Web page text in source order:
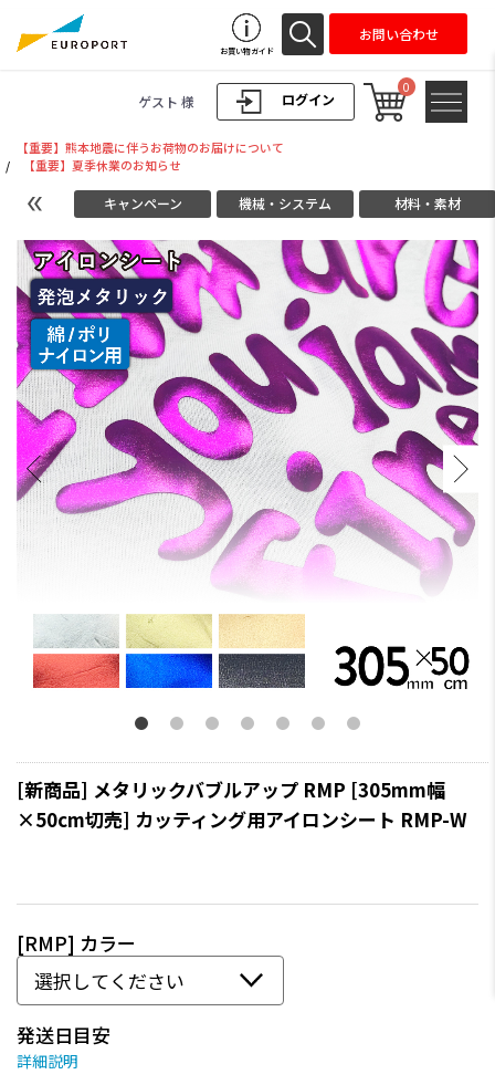
ログイン
ゲスト 様
0
お買い物ガイド
お問い合わせ
【重要】熊本地震に伴うお荷物のお届けについて
/
【重要】夏季休業のお知らせ
キャンペーン 機械・システム 材料・素材
[新商品] メタリックバブルアップ RMP [305mm幅
×50cm切売] カッティング用アイロンシート RMP-W
[RMP] カラー
発送日目安
詳細説明